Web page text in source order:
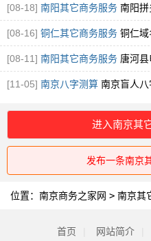
[08-18] 南阳其它商务服务 南阳
指导[图]
[08-16] 铜仁其它商务服务 铜仁
操作说明 [图]
[08-11] 南阳其它商务服务 唐河
店运营[图]
[11-05] 南京八字测算 南京盲人
进入南京其
发布一条南京
位置： 南京商务之家网 > 南京其
首页 网站简介